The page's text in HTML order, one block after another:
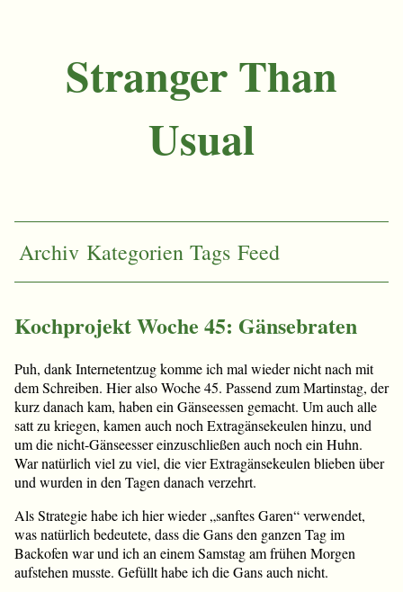
Stranger Than
Usual
Archiv Kategorien Tags Feed
Kochprojekt Woche 45: Gänsebraten
Puh, dank Internetentzug komme ich mal wieder nicht nach mit
dem Schreiben. Hier also Woche 45. Passend zum Martinstag, der
kurz danach kam, haben ein Gänseessen gemacht. Um auch alle
satt zu kriegen, kamen auch noch Extragänsekeulen hinzu, und
um die nicht-Gänseesser einzuschließen auch noch ein Huhn.
War natürlich viel zu viel, die vier Extragänsekeulen blieben über
und wurden in den Tagen danach verzehrt.
Als Strategie habe ich hier wieder „sanftes Garen“ verwendet,
was natürlich bedeutete, dass die Gans den ganzen Tag im
Backofen war und ich an einem Samstag am frühen Morgen
aufstehen musste. Gefüllt habe ich die Gans auch nicht.